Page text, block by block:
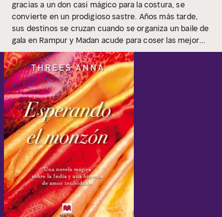
gracias a un don casi mágico para la costura, se
convierte en un prodigioso sastre. Años más tarde,
sus destinos se cruzan cuando se organiza un baile de
gala en Rampur y Madan acude para coser las mejores
telas de las mujeres indias ricas del pueblo. Mientras
todo el mundo permanece paralizado por el calor
extremo propio de la llegada del monzón, Madan se
instala en casa de Charlotte. A pesar de su mudez, se
establece entre ellos de inmediato una extraña
comunicación que los llevará a cumplir su destino.A
través de una narración que va alternando pasado y
presente, esta fascinante novela profundiza en la
historia de cada personaje, ramificándose en infinitud
de mundos paralelos que ponen de manifiesto el peso
del destino a lo largo de más de medio siglo de historia
de la India.